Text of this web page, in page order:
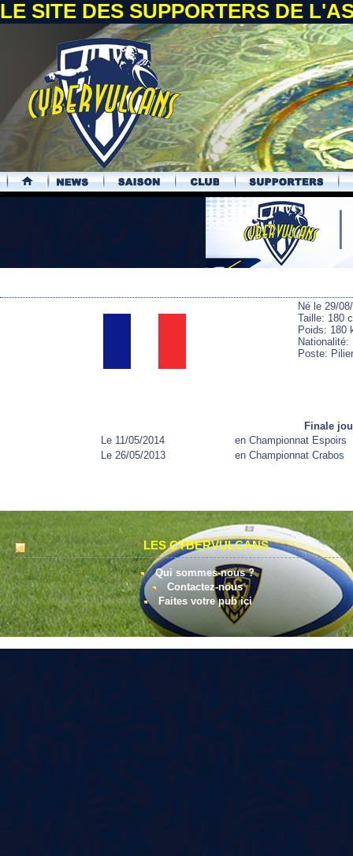
LE SITE DES SUPPORTERS DE
.
Né le 29/
Taille: 180
Poids: 180
Nationalité:
Poste:
Finale
Le 11/05/2014
en Championnat Espoirs
Le 26/05/2013
en Championnat Crabos
LES CYBERVULCANS
Qui sommes-nous ?
Contactez-nous
Faites votre pub ici